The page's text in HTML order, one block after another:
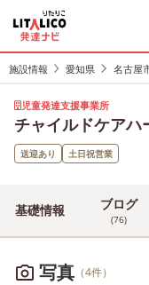
施設情報 愛知県 名古屋
児童発達支援事業所
チャイルドケアハ
送迎あり 土日祝営業
基礎情報 ブログ
(76)
写真 （4件）